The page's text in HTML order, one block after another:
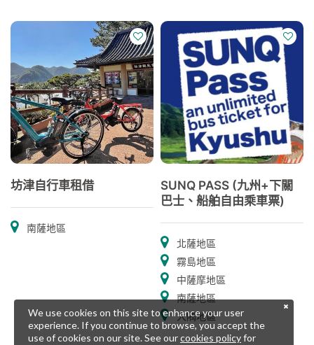
坊津自行車租借
南薩地區
SUNQ PASS (九州+下關
巴士、船舶自由乘車票)
北薩地區
霧島地區
中薩摩地區
南薩地區
大隅地區
We use cookies on this site to enhance your user
experience. If you continue to browse, you accept the
use of cookies on our site. See ourcookies policyfor